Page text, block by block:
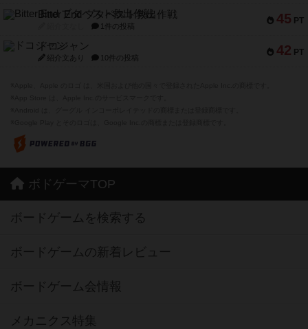
45 PT
Bitter End ブタペスト救出作戦
1件の投稿
42 PT
ドコジャン
紹介文あり 10件の投稿
ボドゲーマTOP
ボードゲームを検索する
ボードゲームの新着レビュー
ボードゲーム会情報
メカニクス特集